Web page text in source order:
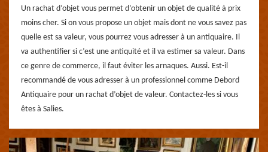
Un rachat d’objet vous permet d’obtenir un objet de qualité à prix
moins cher. Si on vous propose un objet mais dont ne vous savez pas
quelle est sa valeur, vous pourrez vous adresser à un antiquaire. Il
va authentifier si c’est une antiquité et il va estimer sa valeur. Dans
ce genre de commerce, il faut éviter les arnaques. Aussi. Est-il
recommandé de vous adresser à un professionnel comme Debord
Antiquaire pour un rachat d’objet de valeur. Contactez-les si vous
êtes à Salies.